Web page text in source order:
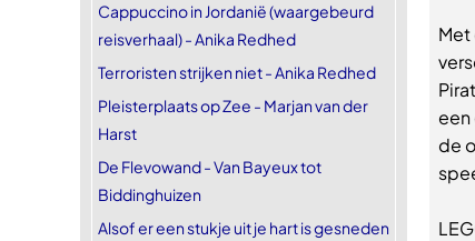
Cappuccino in Jordanië (waargebeurd
reisverhaal) - Anika Redhed
Terroristen strijken niet - Anika Redhed
Pleisterplaats op Zee - Marjan van der
Harst
De Flevowand - Van Bayeux tot
Biddinghuizen
Alsof er een stukje uit je hart is gesneden
de